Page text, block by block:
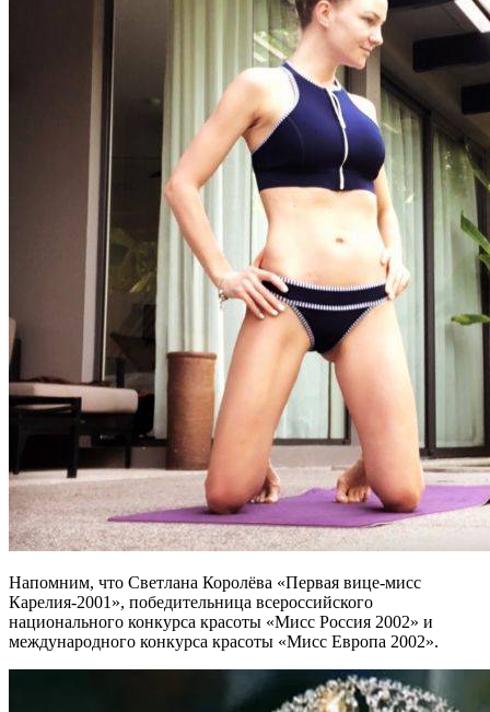
Напомним, что Светлана Королёва «Первая вице-мисс
Карелия-2001», победительница всероссийского
национального конкурса красоты «Мисс Россия 2002» и
международного конкурса красоты «Мисс Европа 2002».